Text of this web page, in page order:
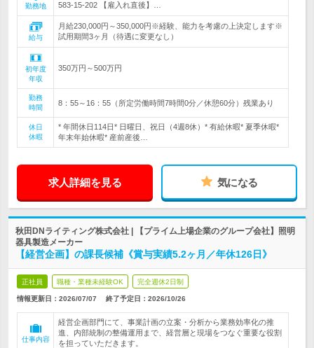
勤務地
583-15-202 【雇入れ直後】…
給与
月給230,000円～350,000円※経験、能力を考慮の上決定します※
試用期間3ヶ月（待遇に変更なし）
初年度
年収
350万円～500万円
勤務
時間
8：55～16：55（所定労働時間7時間0分／休憩60分）残業あり
休日
休暇
* 年間休日114日* 日曜日、祝日（4週8休）* 有給休暇* 夏季休暇*
年末年始休暇* 産前産後…
求人詳細を見る 気になる
秋田DNライティング株式会社 | 【プライム上場企業のグループ会社】照明
器具製造メーカー
【経営企画】の課長候補《賞与実績5.2ヶ月／年休126日》
正社員 職種・業種未経験OK 完全週休2日制
情報更新日：2026/07/07 終了予定日： 2026/10/26
仕事内容
経営企画部門にて、事業計画の立案・分析から業務効率化の推
進、内部統制の整備運用まで、経営層と現場をつなぐ重要な役割
を担っていただきます。